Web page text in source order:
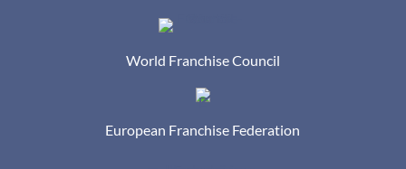
World Franchise Council
European Franchise Federation